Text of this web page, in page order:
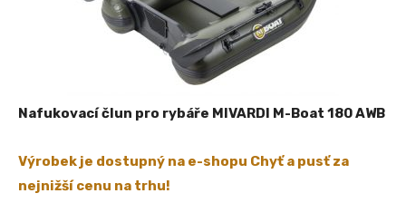
Nafukovací člun pro rybáře MIVARDI M-Boat 180 AWB
Výrobek je dostupný na e-shopu Chyť a pusť za
nejnižší cenu na trhu!